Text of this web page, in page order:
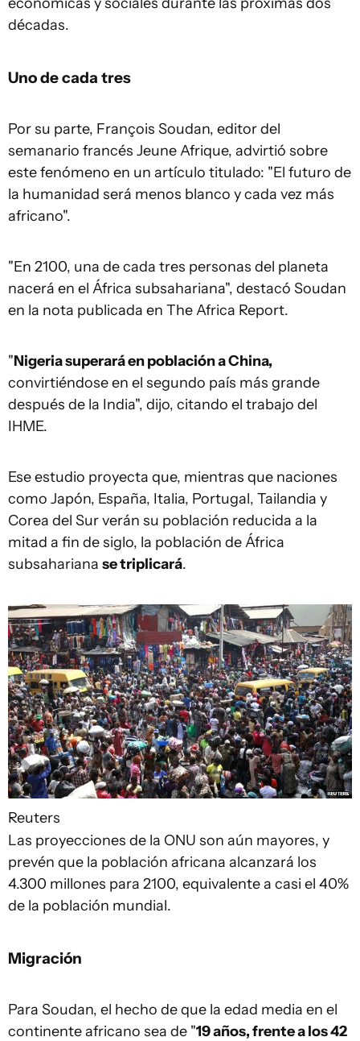
décadas.
Uno de cada tres
Por su parte, François Soudan, editor del
semanario francés Jeune Afrique, advirtió sobre
este fenómeno en un artículo titulado: "El futuro de
la humanidad será menos blanco y cada vez más
africano".
"En 2100, una de cada tres personas del planeta
nacerá en el África subsahariana", destacó Soudan
en la nota publicada en The Africa Report.
"Nigeria superará en población a China,
convirtiéndose en el segundo país más grande
después de la India", dijo, citando el trabajo del
IHME.
Ese estudio proyecta que, mientras que naciones
como Japón, España, Italia, Portugal, Tailandia y
Corea del Sur verán su población reducida a la
mitad a fin de siglo, la población de África
subsahariana se triplicará.
Reuters
Las proyecciones de la ONU son aún mayores, y
prevén que la población africana alcanzará los
4.300 millones para 2100, equivalente a casi el 40%
de la población mundial.
Migración
Para Soudan, el hecho de que la edad media en el
continente africano sea de "19 años, frente a los 42